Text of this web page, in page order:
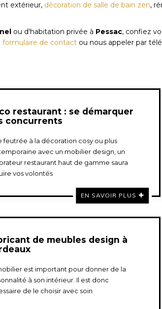
extérieur, décoration de salle de bain zen,
ou d'habitation privée à Pessac, confiez
formulaire de contact ou nous appeler par
restaurant : se démarquer
concurrents
feutrée à la décoration cosy ou plus
avec un mobilier design, un
restaurant haut de gamme saura
vos volontés
EN SAVOIR PLUS
de meubles design à
est important pour donner de la
à son intérieur. Il est donc
de le choisir avec soin